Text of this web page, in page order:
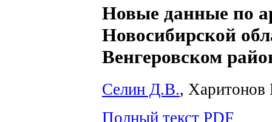
Новые данные по
Новосибирской
Венгеровском
Селин Д.В.,
Полный текст PDF